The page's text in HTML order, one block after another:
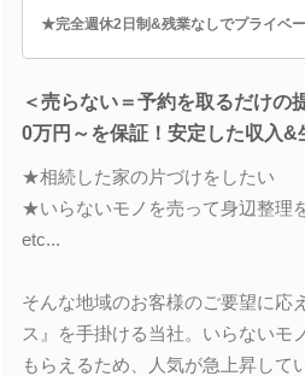
★完全週休2日制&残業なしでプライベー
＜売らない＝予約を取るだけの
0万円～を保証！安定した収入
★相続した家の片づけをしたい
★いらないモノを売って身辺整理
etc...
そんな地域のお客様のご要望に応
ス』を手掛ける当社。いらないモ
もらえるため、人気が急上昇して